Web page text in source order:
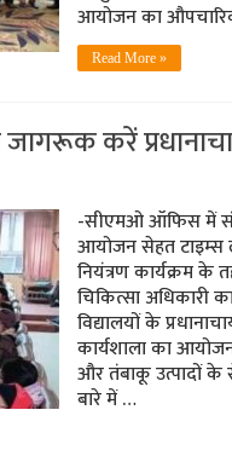
आयोजन का
Read More »
करें
-सीएमओ ऑफि‍स में
आयोजन सेहत टाइम्‍स
नियंत्रण कार्यक्रम के
चिकित्सा अधिकारी
विद्यालयों के
कार्यशाला का
और तंबाकू उत्पादों के
बारे में …